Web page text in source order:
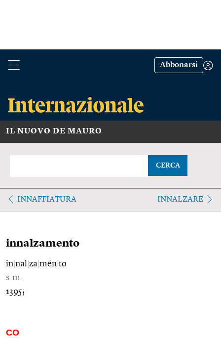
Abbonarsi
IL NUOVO DE MAURO
CERCA
INNAFFIATURA INNALZARE
innalzamento
in nal za mén to
s.m.
1395;
CO